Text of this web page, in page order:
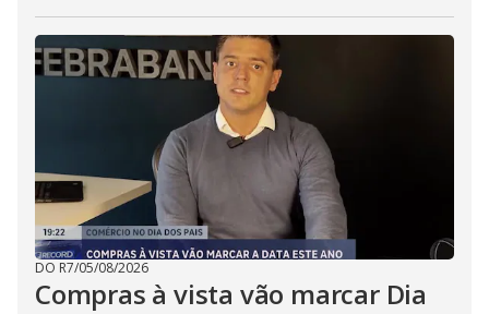
DO R7/05/08/2026
Compras à vista vão marcar Dia